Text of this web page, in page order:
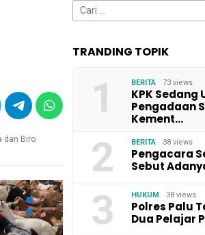
dan Biro
Cari
untuk:
TRANDING TOPIK
1 BERITA 73 views
KPK Sedang
Pengadaan
Kement…
2 BERITA 38 views
Pengacara
Sebut
3 HUKUM 38 views
Polres Palu
Dua Pelajar